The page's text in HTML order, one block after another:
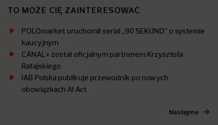
TO MOŻE CIĘ ZAINTERESOWAĆ
POLOmarket uruchomił serial „90 SEKUND” o systemie
kaucyjnym
CANAL+ został oficjalnym partnerem Krzysztofa
Ratajskiego
IAB Polska publikuje przewodnik po nowych
obowiązkach AI Act
Następne